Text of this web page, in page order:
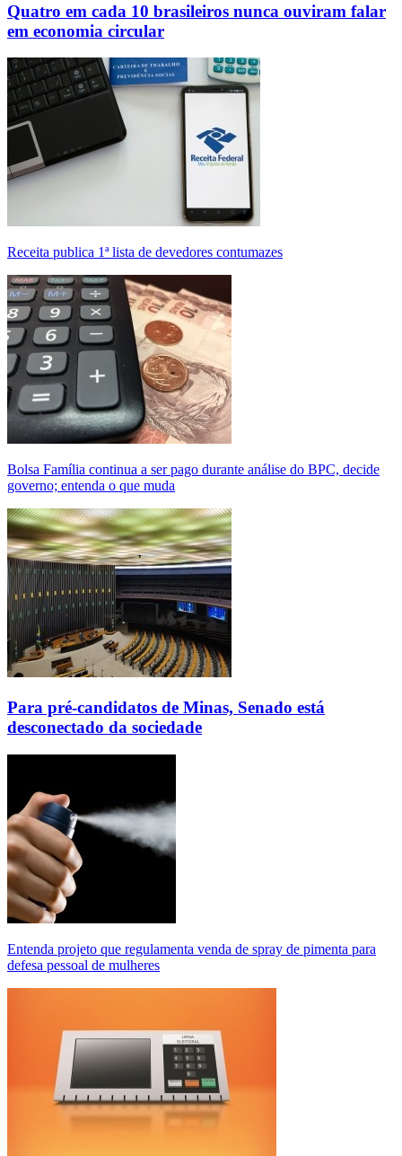
Quatro em cada 10 brasileiros nunca ouviram falar
em economia circular
Receita publica 1ª lista de devedores contumazes
Bolsa Família continua a ser pago durante análise do BPC, decide
governo; entenda o que muda
Para pré-candidatos de Minas, Senado está
desconectado da sociedade
Entenda projeto que regulamenta venda de spray de pimenta para
defesa pessoal de mulheres